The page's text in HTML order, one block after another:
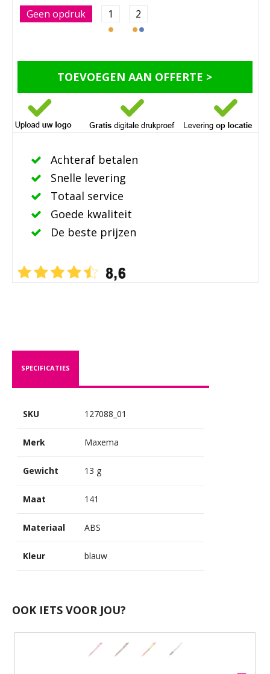
Geen opdruk 1 2
TOEVOEGEN AAN OFFERTE >
Achteraf betalen
Snelle levering
Totaal service
Goede kwaliteit
De beste prijzen
SPECIFICATIES
SKU 127088_01
Merk Maxema
Gewicht 13 g
Maat 141
Materiaal ABS
Kleur blauw
OOK IETS VOOR JOU?